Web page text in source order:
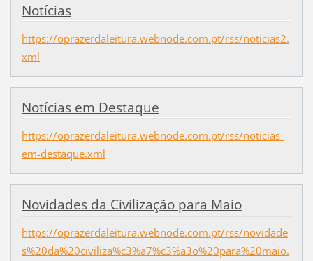
Notícias
https://oprazerdaleitura.webnode.com.pt/rss/noticias2.
xml
Notícias em Destaque
https://oprazerdaleitura.webnode.com.pt/rss/noticias-
em-destaque.xml
Novidades da Civilização para Maio
https://oprazerdaleitura.webnode.com.pt/rss/novidade
s%20da%20civiliza%c3%a7%c3%a3o%20para%20maio.